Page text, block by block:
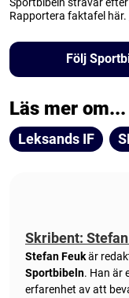
Rapportera faktafel här.
Följ
Läs mer om...
Leksands IF
Skribent:
Stefan Feukär
Sportbibeln. Han är
erfarenhet av att